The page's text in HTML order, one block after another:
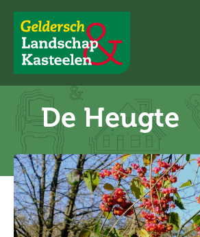
Geldersch
Landschap
en
Kasteelen
De Heugte